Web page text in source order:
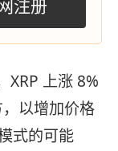
注册
XRP 上涨 8%
以增加价格
式的可能